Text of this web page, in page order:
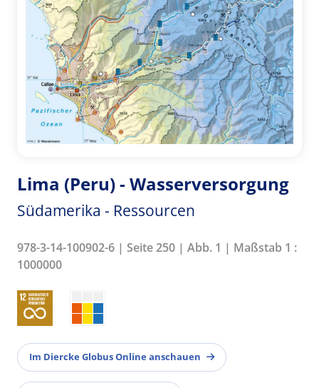
Lima (Peru) - Wasserversorgung
Südamerika - Ressourcen
978-3-14-100902-6 | Seite 250 | Abb. 1 | Maßstab 1 :
1000000
Im Diercke Globus Online anschauen